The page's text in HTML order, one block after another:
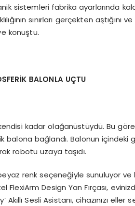
sistemleri fabrika ayarlarında
sınırları gerçekten
konuştu.
İK BALONLA UÇTU
kadar olağanüstüydü. Bu
balona bağlandı. Balonun
robotu uzaya taşıdı.
renk seçeneğiyle sunuluyor ve
FlexiArm Design Yan Fırçası,
Akıllı Sesli Asistanı, cihazınızı